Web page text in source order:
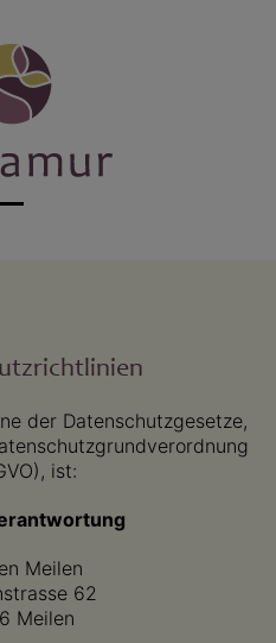
der Datenschutzgesetze,
ist:
Meilen
62
Meilen